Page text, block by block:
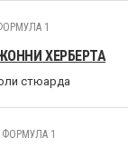
1
ХЕРБЕРТА
стюарда
ФОРМУЛА 1